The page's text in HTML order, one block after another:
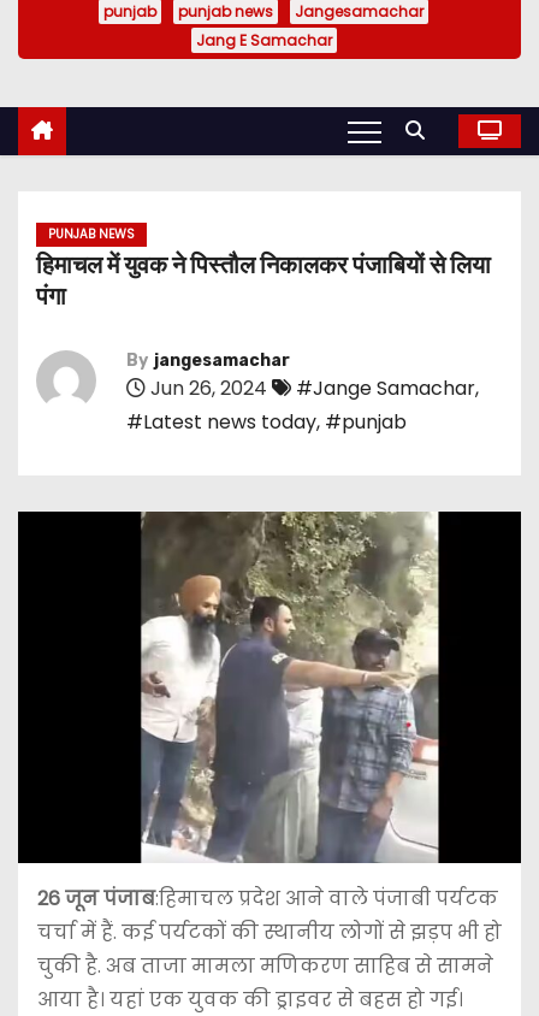
punjab
punjab news
Jangesamachar
Jang E Samachar
PUNJAB NEWS
हिमाचल में युवक ने पिस्तौल निकालकर पंजाबियों से लिया
पंगा
By jangesamachar
Jun 26, 2024 #Jange Samachar,
#Latest news today, #punjab
26 जून पंजाब:हिमाचल प्रदेश आने वाले पंजाबी पर्यटक
चर्चा में हैं. कई पर्यटकों की स्थानीय लोगों से झड़प भी हो
चुकी है. अब ताजा मामला मणिकरण साहिब से सामने
आया है। यहां एक युवक की ड्राइवर से बहस हो गई।